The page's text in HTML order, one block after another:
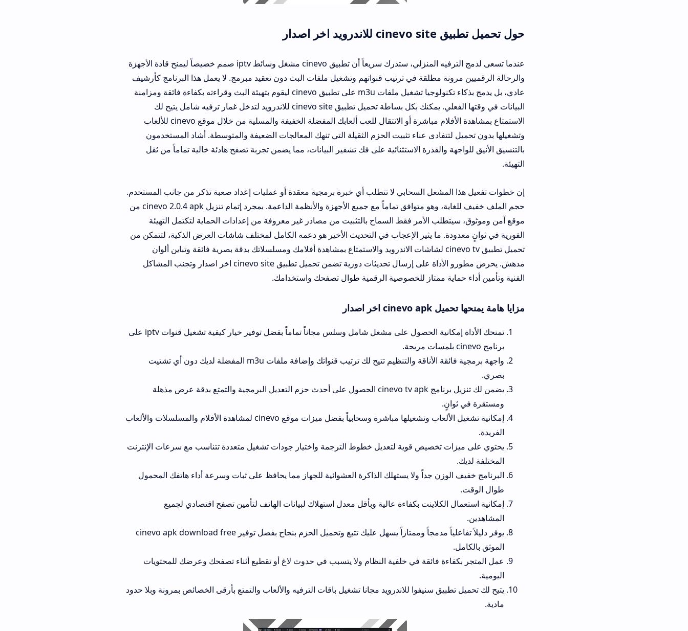
حول تحميل تطبيق cinevo site للاندرويد اخر اصدار
عندما تسعى لدمج الترفيه المنزلي، ستدرك سريعاً أن تطبيق cinevo مشغل وسائط iptv صمم خصيصاً ليمنح قادة الأجهزة
والرحالة الرقميين مرونة مطلقة في ترتيب قنواتهم وتشغيل ملفات البث دون تعقيد مبرمج. لا يعمل هذا البرنامج كأرشيف
عادي، بل يدمج بذكاء تكنولوجيا تشغيل ملفات m3u على تطبيق cinevo ليقوم بتهيئة البث وقراءته بكفاءة فائقة ومزامنة
البيانات في وقتها الفعلي. يمكنك بكل بساطة تحميل تطبيق cinevo site للاندرويد لتدخل غمار ترفيه شامل يتيح لك
الاستمتاع بمشاهدة الأفلام مباشرة أو الانتقال للعب ألعابك المفضلة الخفيفة والمسلية من خلال موقع cinevo للألعاب
وتشغيلها بدون تحميل لتتفادى عناء تثبيت الحزم الثقيلة التي تنهك المعالجات الضعيفة والمتوسطة. أشاد المستخدمون
بالتنسيق الأنيق للواجهة والقدرة الاستثنائية على فك تشفير البيانات، مما يضمن تجربة تصفح هادئة خالية تماماً من ثقل
إن خطوات تفعيل هذا المشغل السحابي لا تتطلب أي خبرة برمجية معقدة أو عمليات إعداد صعبة تذكر من جانب المستخدم.
حجم الملف خفيف للغاية، وهو متوافق تماماً مع جميع الأجهزة والأنظمة الداعمة. بمجرد إتمام تنزيل cinevo 2.0.4 apk من
موقع آمن وموثوق، سيتطلب الأمر فقط السماح بالتثبيت من مصادر غير معروفة من إعدادات الحماية لتكتمل التهيئة
الفورية في ثوانٍ معدودة. ما يثير الإعجاب في التحديث الأخير هو دعمه الكامل لمختلف شاشات العرض الذكية، لتتمكن من
تحميل تطبيق cinevo tv لشاشات الاندرويد والاستمتاع بمشاهدة أفلامك ومسلسلاتك بدقة بصرية فائقة وتباين ألوان
مدهش. يحرص مطورو الأداة على إرسال تحديثات دورية تضمن تحميل تطبيق cinevo site اخر اصدار وتجنب المشاكل
الفنية وتأمين أداء حماية ممتاز للخصوصية الرقمية طوال تصفحك واستخدامك.
مزايا هامة يمنحها تحميل cinevo apk اخر اصدار
تمنحك الأداة إمكانية الحصول على مشغل شامل وسلس مجاناً تماماً بفضل توفير خيار كيفية تشغيل قنوات iptv على
واجهة برمجية فائقة الأناقة والتنظيم تتيح لك ترتيب قنواتك وإضافة ملفات m3u المفضلة لديك دون أي تشتيت
يضمن لك تنزيل برنامج cinevo tv apk الحصول على أحدث حزم التعديل البرمجية والتمتع بدقة عرض مذهلة
ومستقرة في ثوانٍ.
إمكانية تشغيل الألعاب وتشغيلها مباشرة وسحابياً بفضل ميزات موقع cinevo لمشاهدة الأفلام والمسلسلات والألعاب
يحتوي على ميزات تخصيص قوية لتعديل خطوط الترجمة واختيار جودات تشغيل متعددة تتناسب مع سرعات الإنترنت
البرنامج خفيف الوزن جداً ولا يستهلك الذاكرة العشوائية للجهاز مما يحافظ على ثبات وسرعة أداء هاتفك المحمول
إمكانية استعمال الكلاينت بكفاءة عالية وبأقل معدل استهلاك لبيانات الهاتف لتأمين تصفح اقتصادي لجميع
يوفر دليلاً تفاعلياً مدمجاً وممتازاً يسهل عليك تتبع وتحميل الحزم بنجاح بفضل توفير cinevo apk download free
عمل المتجر بكفاءة فائقة في خلفية النظام ولا يتسبب في حدوث لاغ أو تقطيع أثناء تصفحك وعرضك للمحتويات
يتيح لك تحميل تطبيق سنيفوا للاندرويد مجانا تشغيل باقات الترفيه والألعاب والتمتع بأرقى الخصائص بمرونة وبلا حدود